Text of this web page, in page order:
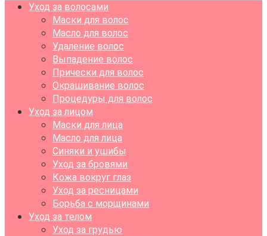
Уход за волосами
Маски для волос
Масло для волос
Удаление волос
Выпадение волос
Прически для волос
Окрашивание волос
Процедуры для волос
Уход за лицом
Маски для лица
Масло для лица
Синяки и ушибы
Уход за бровями
Кожа вокруг глаз
Уход за ресницами
Борьба с морщинами
Уход за телом
Уход за грудью